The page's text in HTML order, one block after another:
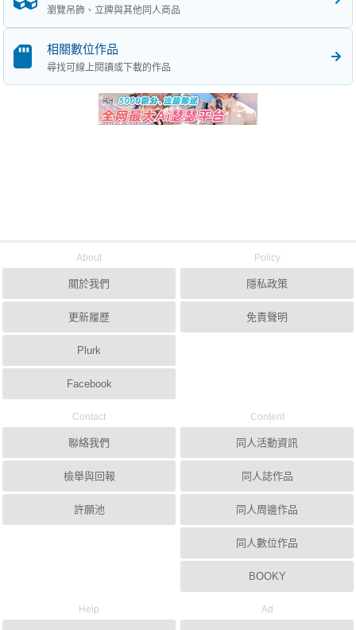
瀏覽吊飾、立牌與其他同人商品
相關數位作品
尋找可線上閱讀或下載的作品
About
關於我們
更新履歷
Plurk
Facebook
Policy
隱私政策
免責聲明
Contact
聯絡我們
檢舉與回報
許願池
Content
同人活動資訊
同人誌作品
同人周邊作品
同人數位作品
BOOKY
Help Ad